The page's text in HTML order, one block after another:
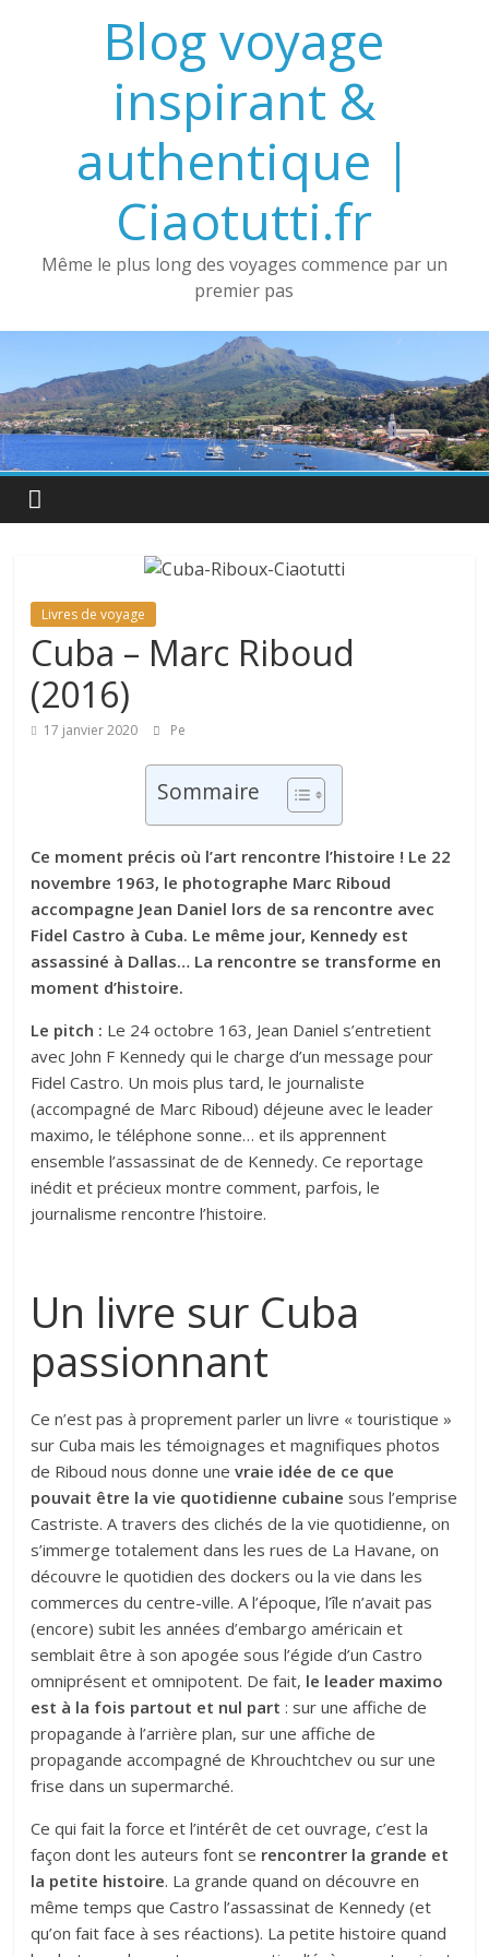
Blog voyage
inspirant &
authentique |
Ciaotutti.fr
Même le plus long des voyages commence par un
premier pas
Livres de voyage
Cuba – Marc Riboud
(2016)
17 janvier 2020 Pe
Sommaire
Ce moment précis où l’art rencontre l’histoire ! Le 22
novembre 1963, le photographe Marc Riboud
accompagne Jean Daniel lors de sa rencontre avec
Fidel Castro à Cuba. Le même jour, Kennedy est
assassiné à Dallas… La rencontre se transforme en
moment d’histoire.
Le pitch : Le 24 octobre 163, Jean Daniel s’entretient
avec John F Kennedy qui le charge d’un message pour
Fidel Castro. Un mois plus tard, le journaliste
(accompagné de Marc Riboud) déjeune avec le leader
maximo, le téléphone sonne… et ils apprennent
ensemble l’assassinat de de Kennedy. Ce reportage
inédit et précieux montre comment, parfois, le
journalisme rencontre l’histoire.
Un livre sur Cuba
passionnant
Ce n’est pas à proprement parler un livre « touristique »
sur Cuba mais les témoignages et magnifiques photos
de Riboud nous donne unevraie idée de ce que
pouvait être la vie quotidienne cubaine sous l’emprise
Castriste. A travers des clichés de la vie quotidienne, on
s’immerge totalement dans les rues de La Havane, on
découvre le quotidien des dockers ou la vie dans les
commerces du centre-ville. A l’époque, l’île n’avait pas
(encore) subit les années d’embargo américain et
semblait être à son apogée sous l’égide d’un Castro
omniprésent et omnipotent. De fait, le leader maximo
est à la fois partout et nul part : sur une affiche de
propagande à l’arrière plan, sur une affiche de
propagande accompagné de Khrouchtchev ou sur une
frise dans un supermarché.
Ce qui fait la force et l’intérêt de cet ouvrage, c’est la
façon dont les auteurs font se rencontrer la grande et
la petite histoire. La grande quand on découvre en
même temps que Castro l’assassinat de Kennedy (et
qu’on fait face à ses réactions). La petite histoire quand